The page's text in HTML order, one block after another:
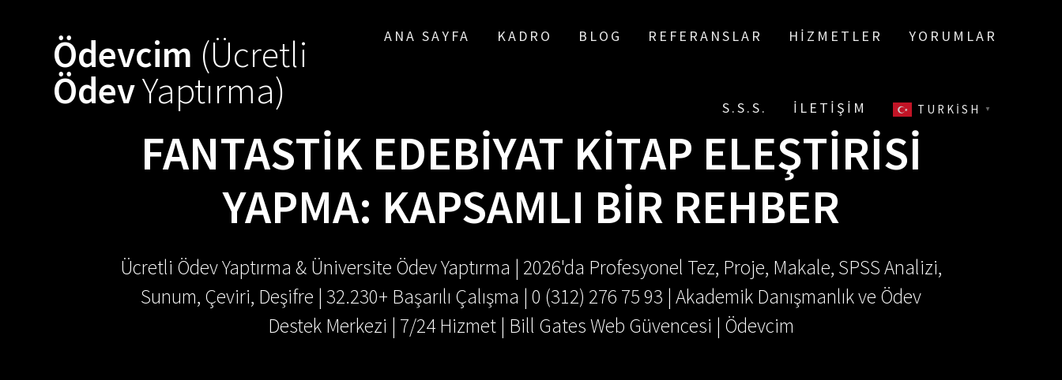
Ödevcim (Ücretli
ÖdevYaptırma)
ANA SAYFA KADRO BLOG REFERANSLAR HIZMETLER YORUMLAR
S.S.S. İLETIŞIM TURKISH ▼
FANTASTIK EDEBIYAT KITAP ELEŞTIRISI
YAPMA: KAPSAMLI BIR REHBER
Ücretli Ödev Yaptırma & Üniversite Ödev Yaptırma | 2026'da Profesyonel Tez, Proje, Makale, SPSS Analizi,
Sunum, Çeviri, Deşifre | 32.230+ Başarılı Çalışma | 0 (312) 276 75 93 | Akademik Danışmanlık ve Ödev
Destek Merkezi | 7/24 Hizmet | Bill Gates Web Güvencesi | Ödevcim